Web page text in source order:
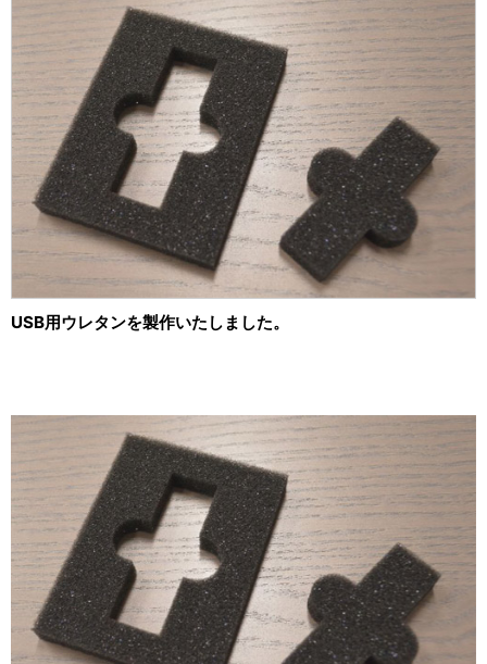
USB用ウレタンを製作いたしました。
■ウレタン・スポンジ
■気泡緩衝材・ミラーマット
■その他発泡材・緩衝材
■その他資材
楽器・音響機器用
瓶・缶・ボトル用
スポーツ・アウトドア・健康用
靴・衣類・アパレル小物用
食品・食材用
記録メディア用（USBほか）
車・モビリティ用
産業・電化製品用
ノベルティ
2022年
2021年
2020年
2019年
2018年
2017年
2016年
2015年
2011年
2010年
2009年